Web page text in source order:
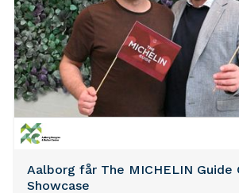
Aalborg får The MICHELIN Guide
Showcase